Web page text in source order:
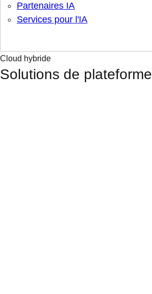
Partenaires IA
Services pour l'IA
Cloud hybride
Solutions de plateforme